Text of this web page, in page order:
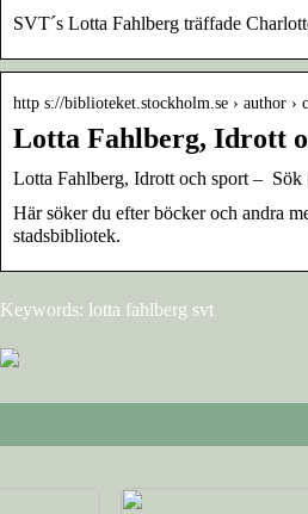
SVT´s Lotta Fahlberg träffade
http s://biblioteket.stockholm.se › author ›
Lotta Fahlberg, Idrott
Lotta Fahlberg, Idrott och sport – Sök
Här söker du efter böcker och andra
stadsbibliotek.
Keywords: lotta fahlberg svt